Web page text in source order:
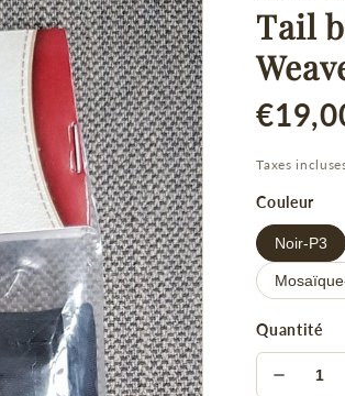
Tail
Taxes
Couleur
Noir-P3
Quantité